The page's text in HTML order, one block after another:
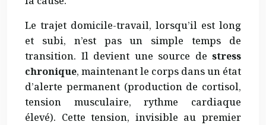
Le trajet domicile-travail, lorsqu’il est long
et subi, n’est pas un simple temps de
transition. Il devient une source de stress
chronique, maintenant le corps dans un état
d’alerte permanent (production de cortisol,
tension musculaire, rythme cardiaque
élevé). Cette tension, invisible au premier